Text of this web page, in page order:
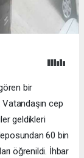
bir
Vatandaşın cep
geldikleri
60 bin
öğrenildi. İhbar